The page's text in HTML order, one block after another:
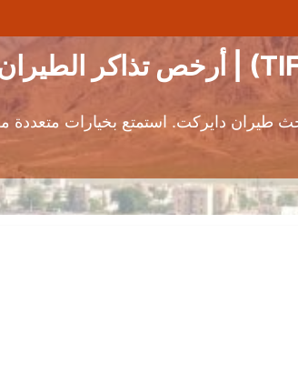
دايركت. استمتع بخيارات متعددة